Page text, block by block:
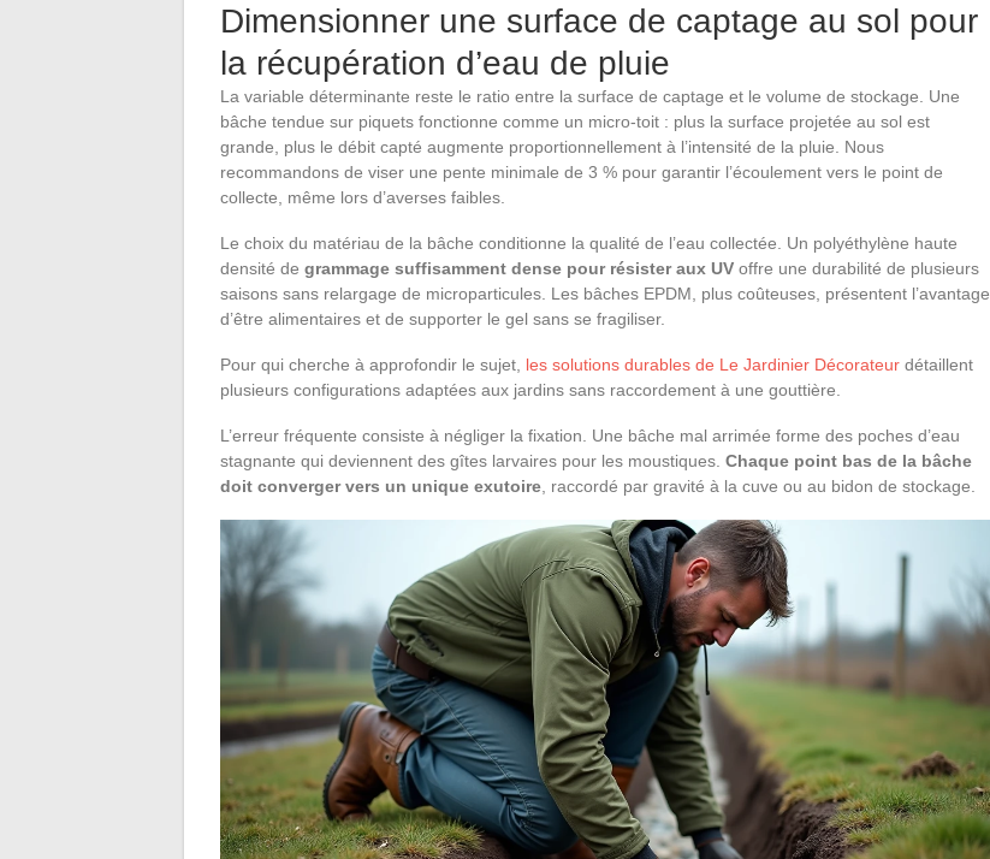
Dimensionner une surface de captage au sol pour
la récupération d’eau de pluie
La variable déterminante reste le ratio entre la surface de captage et le volume de stockage. Une
bâche tendue sur piquets fonctionne comme un micro-toit : plus la surface projetée au sol est
grande, plus le débit capté augmente proportionnellement à l’intensité de la pluie. Nous
recommandons de viser une pente minimale de 3 % pour garantir l’écoulement vers le point de
collecte, même lors d’averses faibles.
Le choix du matériau de la bâche conditionne la qualité de l’eau collectée. Un polyéthylène haute
densité de grammage suffisamment dense pour résister aux UV offre une durabilité de plusieurs
saisons sans relargage de microparticules. Les bâches EPDM, plus coûteuses, présentent l’avantage
d’être alimentaires et de supporter le gel sans se fragiliser.
Pour qui cherche à approfondir le sujet, les solutions durables de Le Jardinier Décorateur détaillent
plusieurs configurations adaptées aux jardins sans raccordement à une gouttière.
L’erreur fréquente consiste à négliger la fixation. Une bâche mal arrimée forme des poches d’eau
stagnante qui deviennent des gîtes larvaires pour les moustiques. Chaque point bas de la bâche
doit converger vers un unique exutoire , raccordé par gravité à la cuve ou au bidon de stockage.